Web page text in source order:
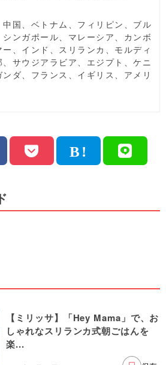
国、ベトナム、フィリピン、ブル
ンガポール、マレーシア、カンボ
、インド、スリランカ、モルディ
サウジアラビア、エジプト、ケニ
ダ、フランス、イギリス、アメリ
【ミリッサ】「Hey Mama」で、お
しゃれなスリランカ式朝ごはんを
楽...